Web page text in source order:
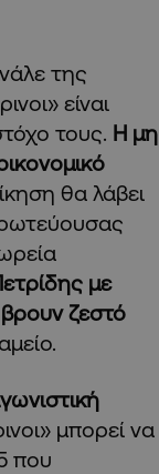
της
είναι
τους. Η μη
θα λάβει
με
ζεστό
μπορεί να
που